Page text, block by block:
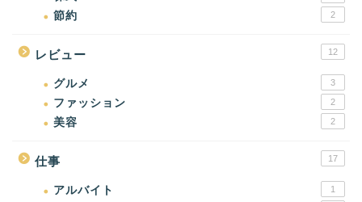
節約
2
レビュー 12
グルメ 3
ファッション 2
美容 2
仕事 17
アルバイト 1